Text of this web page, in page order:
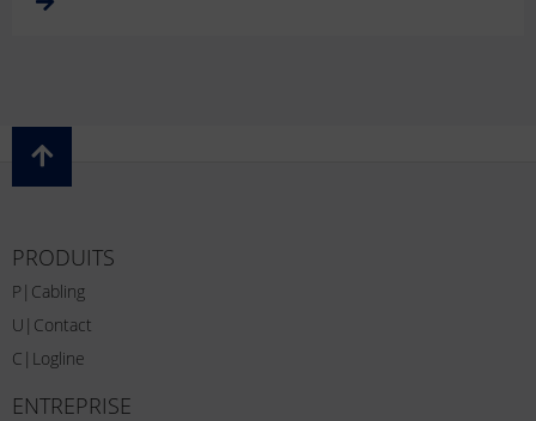
PRODUITS
P|Cabling
U|Contact
C|Logline
ENTREPRISE